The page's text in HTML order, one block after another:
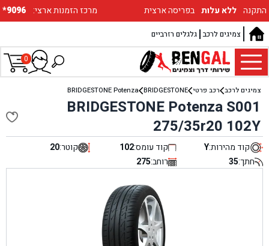
*9096 :מרכז הזמנות ארצי התקנה ללא עלות בפריסה ארצית
גלגלים רזרביים צמיגים לרכב
0
צמיגים לרכב רכב פרטי BRIDGESTONE
BRIDGESTONE Potenza
BRIDGESTONE Potenza S001
275/35r20 102Y
קוד מהירות:Y קוד עומס:102 קוטר:20
חתך:35 רוחב:275